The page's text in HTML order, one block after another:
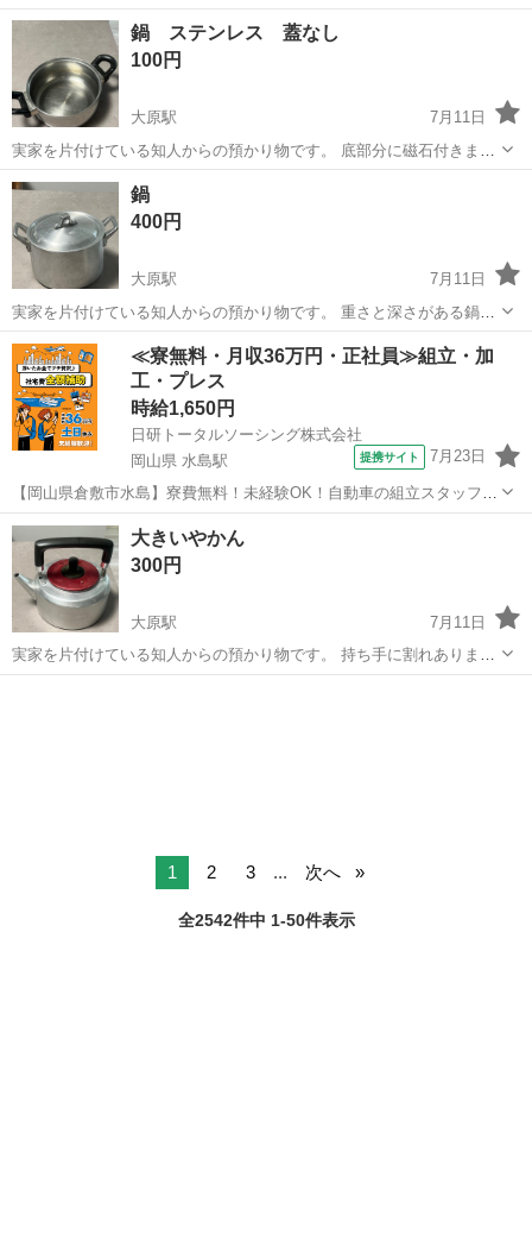
り、出品しております。 箱は付属しません。 取り扱い説明書は付属し
広島 福山市
鍋 ステンレス 蓋なし
100円
大原駅
7月11日
実家を片付けている知人からの預かり物です。 底部分に磁石付きます
のでIH使えます 大きさ 外寸 20 長年保管してました。 ご理解いた
広島 広島市
鍋
400円
大原駅
7月11日
実家を片付けている知人からの預かり物です。 重さと深さがある鍋で
す 大きさ 20×13 厚さ 4ミリ位あります 長年保管してました。 ご理
解いただき返品のない様よろしくお願いいたします(...
広島 広島市 大原駅 調理器具
≪寮無料・月収36万円・正社員≫組立・加
工・プレス
時給1,650円
日研トータルソーシング株式会社
岡山県 水島駅
提携サイト 7月23日
【岡山県倉敷市水島】寮費無料！未経験OK！自動車の組立スタッフ
《お仕事No.NS0089》 お仕事について 車の組立作業です。専用レール
に乗って流れてくる車の骨組みに、車内外の各部品・ハンドル・足回
り・ドア・シートなどの各...
岡山 倉敷市 水島駅
大きいやかん
300円
大原駅
7月11日
実家を片付けている知人からの預かり物です。 持ち手に割れあります
が、使用には差し支え無いそうです(画像4) 大きさ 外寸 24 高さ
1 2 3 ... 次へ
全2542件中 1-50件表示